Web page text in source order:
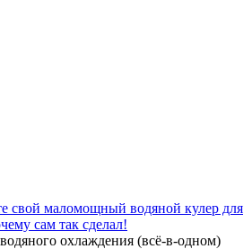
маломощный водяной кулер для
сам так сделал!
охлаждения (всё-в-одном)